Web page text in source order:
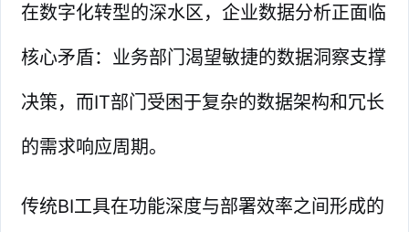
在数字化转型的深水区，企业数据分析正面临
核心矛盾：业务部门渴望敏捷的数据洞察支撑
决策，而IT部门受困于复杂的数据架构和冗长
的需求响应周期。
传统BI工具在功能深度与部署效率之间形成的